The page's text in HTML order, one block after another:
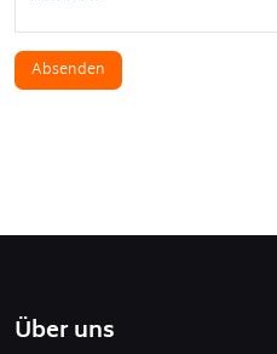
Absenden
Über uns